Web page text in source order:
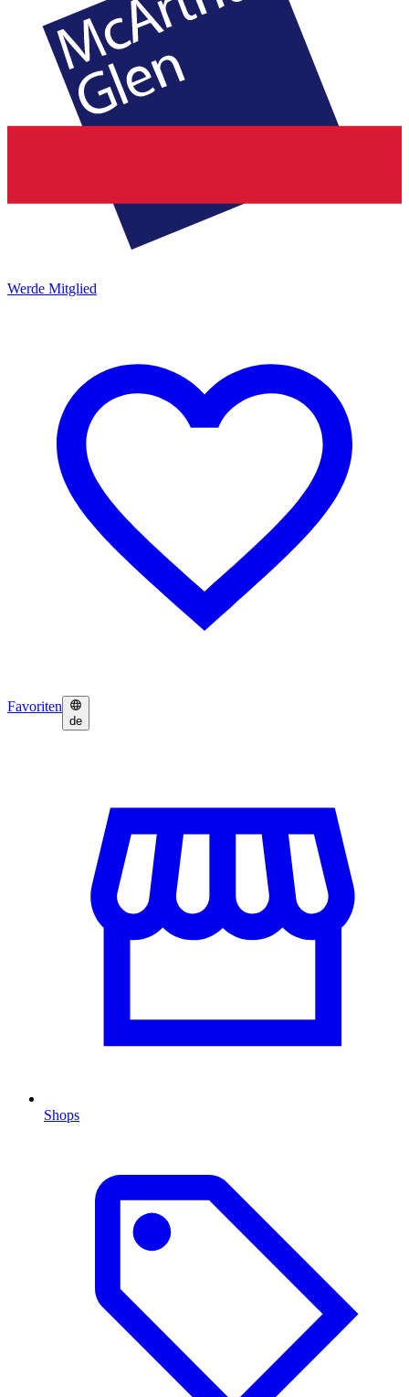
Werde Mitglied
Favoriten
de
Shops